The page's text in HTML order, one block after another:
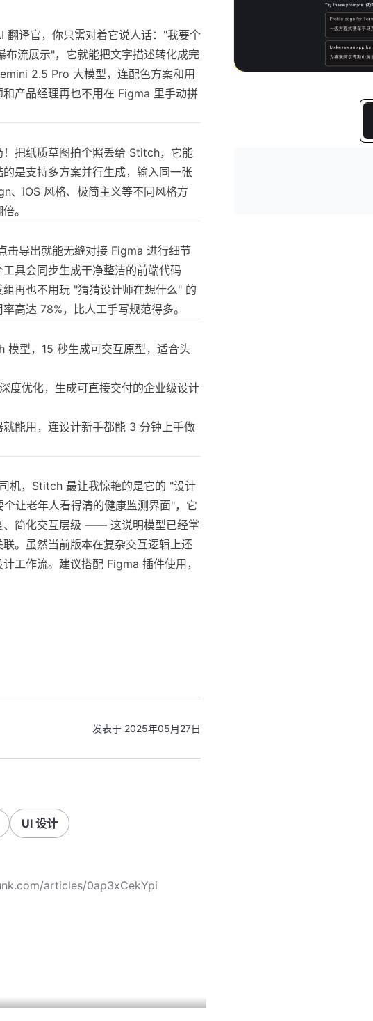
译官，你只需对着它说人话："我要个
流展示"，它就能把文字描述转化成完
2.5 Pro 大模型，连配色方案和用
产品经理再也不用在 Figma 里手动拼
把纸质草图拍个照丢给 Stitch，它能
是支持多方案并行生成，输入同一张
、iOS 风格、极简主义等不同风格方
。
击导出就能无缝对接 Figma 进行细节
具会同步生成干净整洁的前端代码
再也不用玩 "猜猜设计师在想什么" 的
高达 78%，比人工手写规范得多。
模型，15 秒生成可交互原型，适合头
度优化，生成可直接交付的企业级设计
能用，连设计新手都能 3 分钟上手做
机，Stitch 最让我惊艳的是它的 "设计
让老年人看得清的健康监测界面"，它
、简化交互层级 —— 这说明模型已经掌
。虽然当前版本在复杂交互逻辑上还
工作流。建议搭配 Figma 插件使用，
发表于 2025年05月27日
UI 设计
articles/0ap3xCekYpi